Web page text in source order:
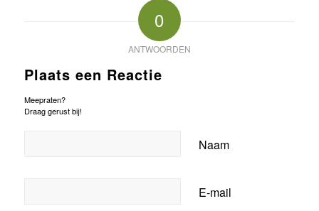
0
ANTWOORDEN
Plaats een Reactie
Meepraten?
Draag gerust bij!
Naam
E-mail